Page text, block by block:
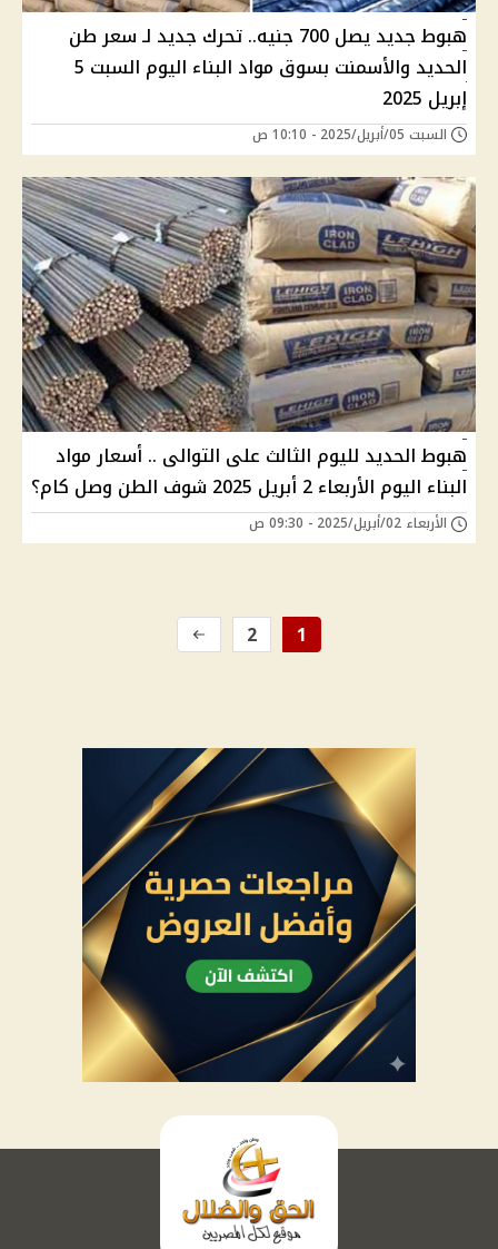
هبوط جديد يصل 700 جنيه.. تحرك جديد لـ سعر طن
الحديد والأسمنت بسوق مواد البناء اليوم السبت 5
إبريل 2025
السبت 05/أبريل/2025 - 10:10 ص
هبوط الحديد لليوم الثالث على التوالى .. أسعار مواد
البناء اليوم الأربعاء 2 أبريل 2025 شوف الطن وصل كام؟
الأربعاء 02/أبريل/2025 - 09:30 ص
1
2